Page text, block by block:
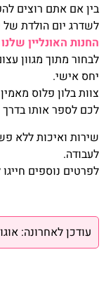
בין אם אתם רוצים
לשדרג יום הולדת של
החנות האונליין שלנו
לבחור מתוך מגוון
יחס אישי.
צוות בלון פלוס
לכם לספר אותו
שירות ואיכות ללא
לעבודה.
לפרטים נוספים חייגו
עודכן לאחרונה: אוגוסט